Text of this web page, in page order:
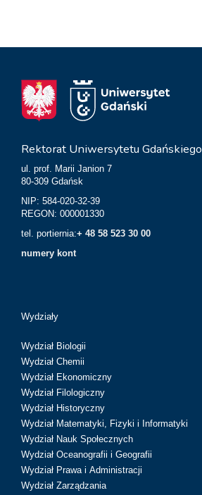
Rektorat Uniwersytetu Gdańskiego
ul. prof. Marii Janion 7
80-309 Gdańsk
NIP: 584-020-32-39
REGON: 000001330
tel. portiernia:+ 48 58 523 30 00
numery kont
Wydziały
Wydział Biologii
Wydział Chemii
Wydział Ekonomiczny
Wydział Filologiczny
Wydział Historyczny
Wydział Matematyki, Fizyki i Informatyki
Wydział Nauk Społecznych
Wydział Oceanografii i Geografii
Wydział Prawa i Administracji
Wydział Zarządzania